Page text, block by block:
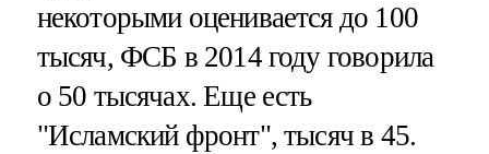
некоторыми оценивается до 100
тысяч, ФСБ в 2014 году говорила
о 50 тысячах. Еще есть
"Исламский фронт", тысяч в 45.